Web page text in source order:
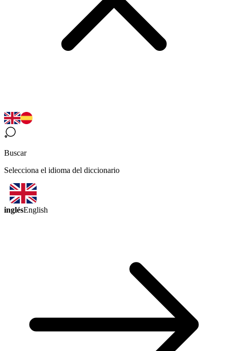
Buscar
Selecciona el idioma del diccionario
inglésEnglish